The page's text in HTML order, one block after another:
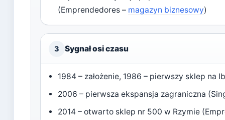
(Emprendedores – magazyn biznesowy)
3 Sygnał osi czasu
1984 – założenie, 1986 – pierwszy sklep na
2006 – pierwsza ekspansja zagraniczna
2014 – otwarto sklep nr 500 w Rzymie